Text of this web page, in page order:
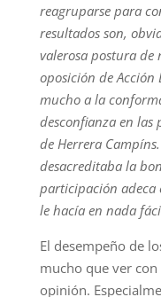
reagruparse para
resultados son,
valerosa postura de
oposición de
mucho a la
desconfianza en las
de Herrera
desacreditaba la
participación adeca
le hacía en nada
El desempeño de
mucho que ver
opinión.